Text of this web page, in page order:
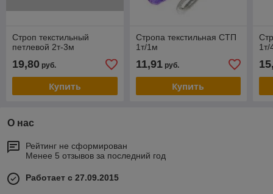
Строп текстильный
петлевой 2т-3м
19,80 руб.
Купить
Стропа текстильная СТП
1т/1м
11,91руб.
Купить
О нас
Рейтинг не сформирован
Менее 5 отзывов за последний год
Работает с 27.09.2015